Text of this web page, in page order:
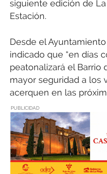
siguiente edición de
Estación.
Desde el
indicado que “en días
peatonalizará el Barrio
mayor seguridad a los
acerquen en las
PUBLICIDAD